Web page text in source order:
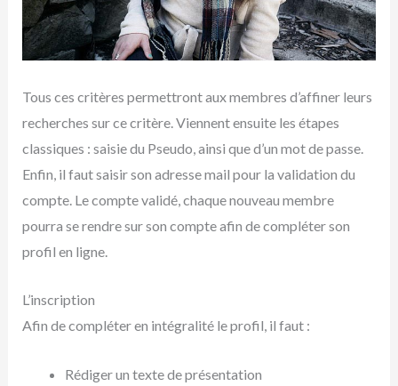
Tous ces critères permettront aux membres d’affiner leurs
recherches sur ce critère. Viennent ensuite les étapes
classiques : saisie du Pseudo, ainsi que d’un mot de passe.
Enfin, il faut saisir son adresse mail pour la validation du
compte. Le compte validé, chaque nouveau membre
pourra se rendre sur son compte afin de compléter son
profil en ligne.
L’inscription
Afin de compléter en intégralité le profil, il faut :
Rédiger un texte de présentation